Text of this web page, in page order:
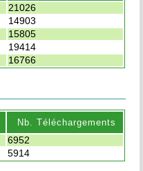
21026
14903
15805
19414
16766
Nb. Téléchargements
6952
5914